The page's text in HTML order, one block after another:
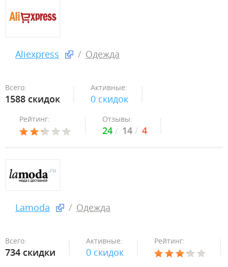
Aliexpress Одежда
Всего:
1588 скидок
Активные:
0 скидок
Рейтинг: Отзывы:
24 14 4
Lamoda Одежда
Всего:
734 скидки
Активные:
0 скидок
Рейтинг: